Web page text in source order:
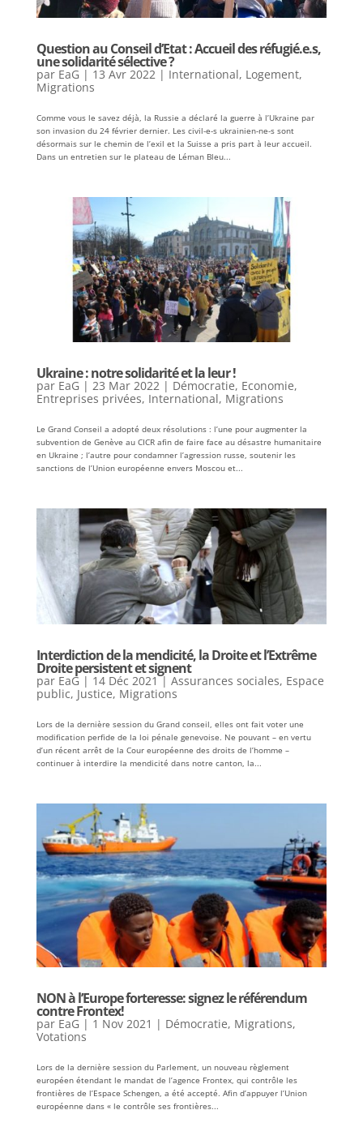
Question au Conseil d’Etat : Accueil des réfugié.e.s,
une solidarité sélective ?
par EaG | 13 Avr 2022 | International, Logement,
Migrations
Comme vous le savez déjà, la Russie a déclaré la guerre à l’Ukraine par
son invasion du 24 février dernier. Les civil-e-s ukrainien-ne-s sont
désormais sur le chemin de l’exil et la Suisse a pris part à leur accueil.
Dans un entretien sur le plateau de Léman Bleu...
Ukraine : notre solidarité et la leur !
par EaG | 23 Mar 2022 | Démocratie, Economie,
Entreprises privées, International, Migrations
Le Grand Conseil a adopté deux résolutions : l’une pour augmenter la
subvention de Genève au CICR afin de faire face au désastre humanitaire
en Ukraine ; l’autre pour condamner l’agression russe, soutenir les
sanctions de l’Union européenne envers Moscou et...
Interdiction de la mendicité, la Droite et l’Extrême
Droite persistent et signent
par EaG | 14 Déc 2021| Assurances sociales, Espace
public, Justice, Migrations
Lors de la dernière session du Grand conseil, elles ont fait voter une
modification perfide de la loi pénale genevoise. Ne pouvant – en vertu
d’un récent arrêt de la Cour européenne des droits de l’homme –
continuer à interdire la mendicité dans notre canton, la...
NON à l’Europe forteresse: signez le référendum
contre Frontex!
par EaG | 1 Nov 2021 | Démocratie, Migrations,
Votations
Lors de la dernière session du Parlement, un nouveau règlement
européen étendant le mandat de l’agence Frontex, qui contrôle les
frontières de l’Espace Schengen, a été accepté. Afin d’appuyer l’Union
européenne dans « le contrôle ses frontières...